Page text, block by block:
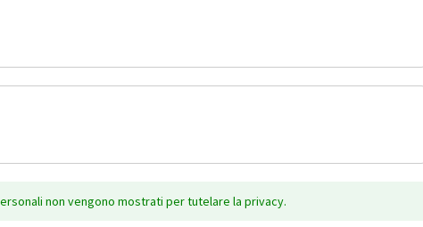
non vengono mostrati per tutelare la privacy.